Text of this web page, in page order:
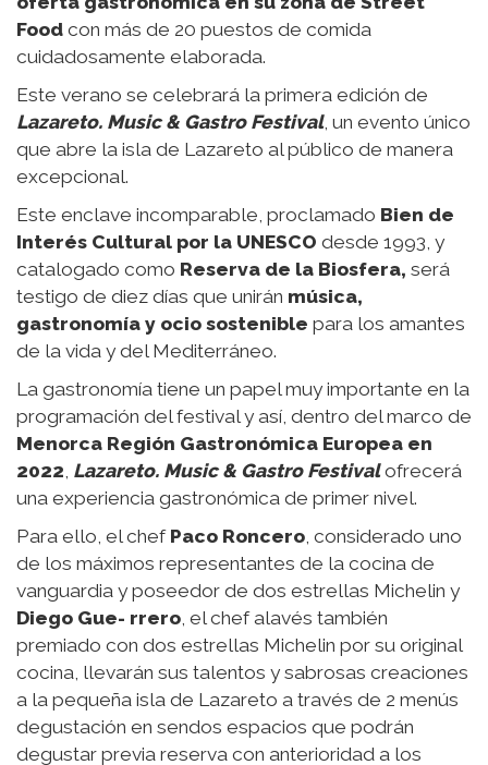
Food con más de 20 puestos de comida
cuidadosamente elaborada.
Este verano se celebrará la primera edición de
Lazareto. Music & Gastro Festival, un evento único
que abre la isla de Lazareto al público de manera
excepcional.
Este enclave incomparable, proclamado Bien de
Interés Cultural por la UNESCO desde 1993, y
catalogado como Reserva de la Biosfera, será
testigo de diez días que unirán música,
gastronomía y ocio sostenible para los amantes
de la vida y del Mediterráneo.
La gastronomía tiene un papel muy importante en la
programación del festival y así, dentro del marco de
Menorca Región Gastronómica Europea en
2022, Lazareto. Music & Gastro Festival ofrecerá
una experiencia gastronómica de primer nivel.
Para ello, el chef Paco Roncero, considerado uno
de los máximos representantes de la cocina de
vanguardia y poseedor de dos estrellas Michelin y
Diego Gue- rrero, el chef alavés también
premiado con dos estrellas Michelin por su original
cocina, llevarán sus talentos y sabrosas creaciones
a la pequeña isla de Lazareto a través de 2 menús
degustación en sendos espacios que podrán
degustar previa reserva con anterioridad a los